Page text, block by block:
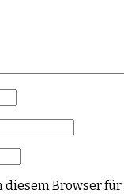
Browser